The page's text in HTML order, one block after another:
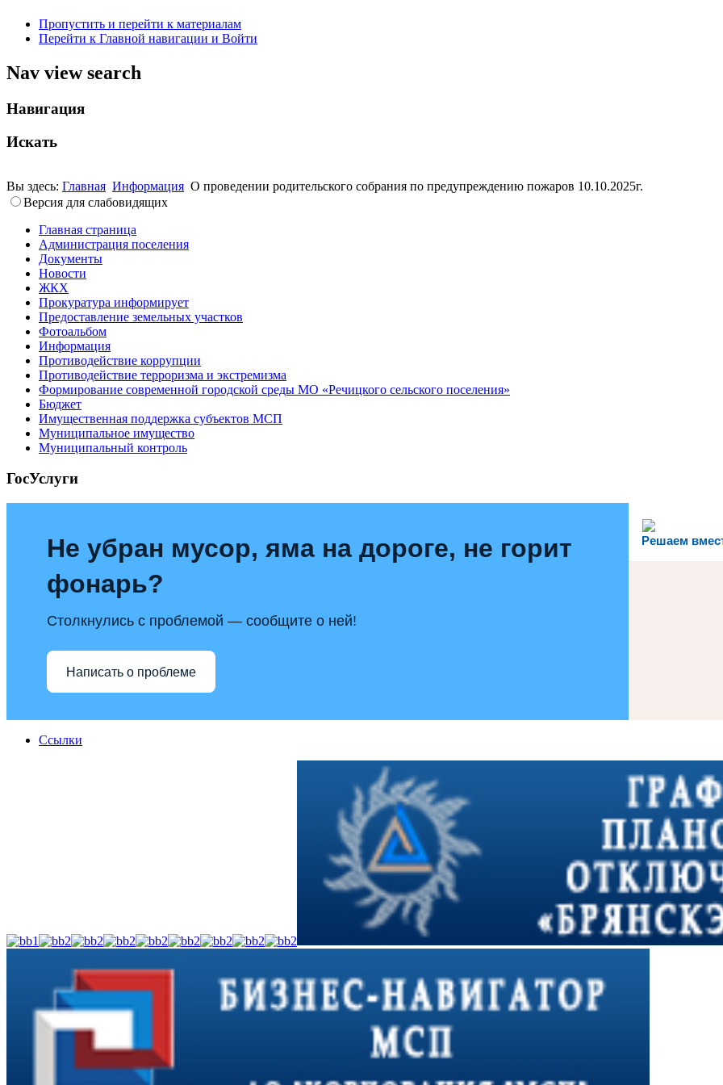
Пропустить и перейти к материалам
Перейти к Главной навигации и Войти
Nav view search
Навигация
Искать
Вы здесь: Главная Информация О проведении родительского собрания по предупреждению пожаров 10.10.2025г.
Версия для слабовидящих
Главная страница
Администрация поселения
Документы
Новости
ЖКХ
Прокуратура информирует
Предоставление земельных участков
Фотоальбом
Информация
Противодействие коррупции
Противодействие терроризма и экстремизма
Формирование современной городской среды МО «Речицкого сельского поселения»
Бюджет
Имущественная поддержка субъектов МСП
Муниципальное имущество
Муниципальный контроль
ГосУслуги
Решаем
Не убран мусор, яма на дороге, не горит
фонарь?
Столкнулись с проблемой — сообщите о ней!
Написать о проблеме
Ссылки